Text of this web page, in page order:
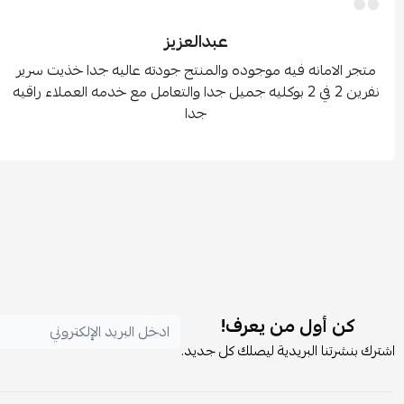
عبدالعزيز
متجر الامانه فيه موجوده والمنتج جودته عاليه جدا خذيت سرير
نفرين 2 في 2 بوكليه جميل جدا والتعامل مع خدمه العملاء راقيه
جدا
كن أول من يعرف!
اشترك بنشرتنا البريدية ليصلك كل جديد.